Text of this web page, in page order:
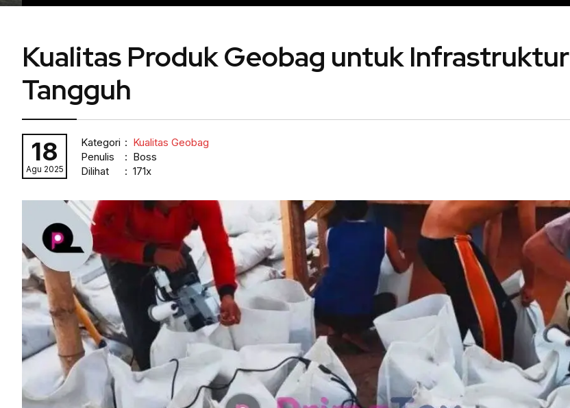
Kualitas Produk Geobag untuk Infrastruktur
Tangguh
18
Agu 2025
Kategori : Kualitas Geobag
Penulis
: Boss
Dilihat
: 171x